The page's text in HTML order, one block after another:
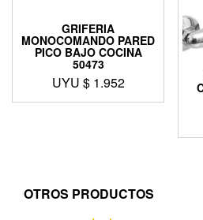
GRIFERIA
MONOCOMANDO PARED
PICO BAJO COCINA
50473
UYU $ 1.952
OTROS PRODUCTOS